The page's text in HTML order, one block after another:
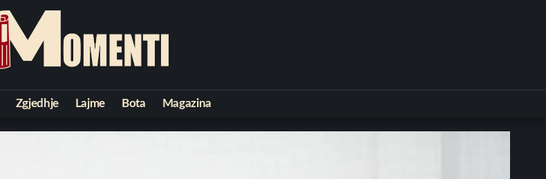
Zgjedhje Lajme Bota Magazina